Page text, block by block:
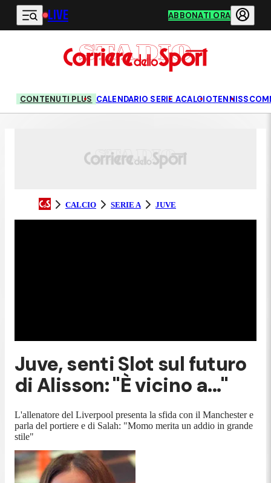
Vai al contenuto principale
LIVE ABBONATI ORA
CONTENUTI PLUS CALENDARIO SERIE ACALCIOTENNIS
CALCIO SERIE A JUVE
Juve, senti Slot sul futuro
di Alisson: "È vicino a..."
L'allenatore del Liverpool presenta la sfida con il Manchester e
parla del portiere e di Salah: "Momo merita un addio in grande
stile"